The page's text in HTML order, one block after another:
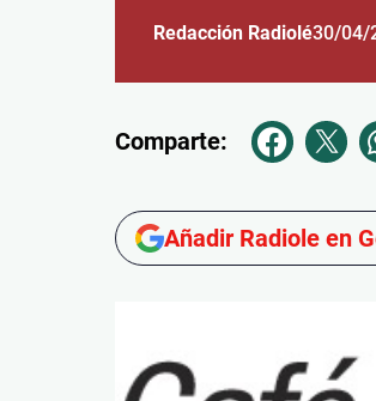
Redacción Radiolé30/04/
Comparte:
Añadir Radiole en